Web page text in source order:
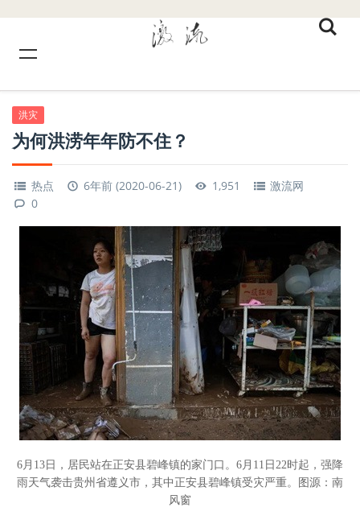
洪灾
为何洪涝年年防不住？
热点 6年前 (2020-06-21) 1,951
激流网
0
6月13日，居民站在正安县碧峰镇的家门口。6月11日22时起，强降
雨天气袭击贵州省遵义市，其中正安县碧峰镇受灾严重。图源：南
风窗